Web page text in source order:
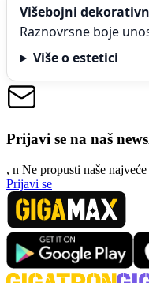
Višebojni
Raznovrsne boje
Više o estetici
Prijavi se na naš
, n Ne propusti naše
Prijavi se